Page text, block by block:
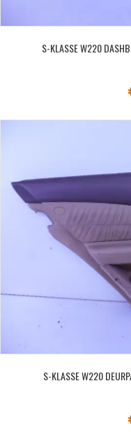
S-KLASSE W220
S-KLASSE W220